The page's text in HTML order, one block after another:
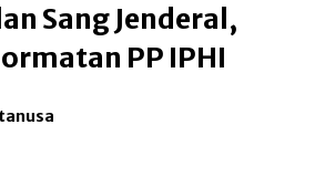
Sang Jenderal,
PP IPHI